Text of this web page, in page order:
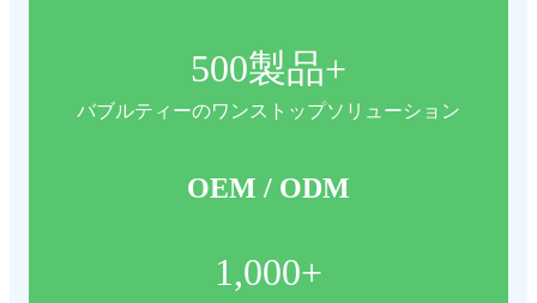
500製品+
バブルティーのワンストップソリューション
OEM / ODM
1,000+